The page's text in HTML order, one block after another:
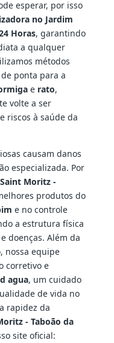
esperar, por isso
no Jardim
Horas, garantindo
a qualquer
métodos
ponta para a
e rato,
volte a ser
riscos à saúde da
causam danos
especializada. Por
Moritz -
produtos do
e no controle
a estrutura física
doenças. Além da
nossa equipe
corretivo e
agua, um cuidado
de vida no
rapidez da
- Taboão da
site oficial: